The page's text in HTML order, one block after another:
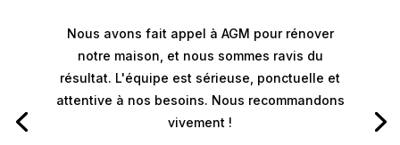
Nous avons fait appel à AGM pour rénover
notre maison, et nous sommes ravis du
résultat. L'équipe est sérieuse, ponctuelle et
attentive à nos besoins. Nous recommandons
vivement !